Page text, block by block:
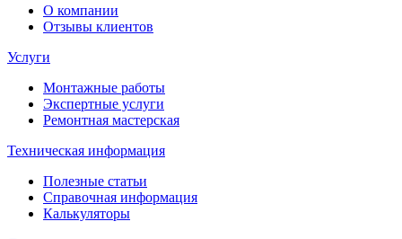
О компании
Отзывы клиентов
Услуги
Монтажные работы
Экспертные услуги
Ремонтная мастерская
Техническая информация
Полезные статьи
Справочная информация
Калькуляторы